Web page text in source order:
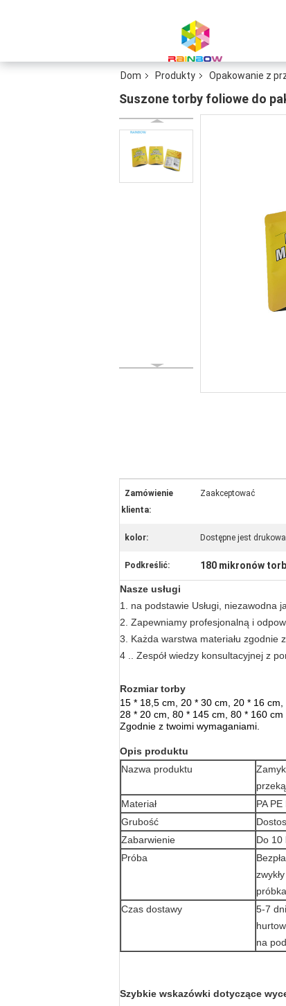
Dom Produkty Opakowanie z
Suszone torby foliowe do
Zamówienie
klienta:
Zaakceptować
kolor: Dostępne jest
Podkreślić: 180 mikronów
Nasze usługi
1. na podstawie Usługi, niezawodna
2. Zapewniamy profesjonalną i
3. Każda warstwa materiału zgodnie
4 .. Zespół wiedzy konsultacyjnej z
Rozmiar torby
15 * 18,5 cm, 20 * 30 cm, 20 * 16
28 * 20 cm, 80 * 145 cm, 80 * 160 cm
Zgodnie z twoimi wymaganiami.
Opis produktu
Nazwa produktu
Materiał
PA
Grubość
Zabarwienie
Do 10
Próba
zwykły
Czas dostawy
5-7
na
Szybkie wskazówki dotyczące